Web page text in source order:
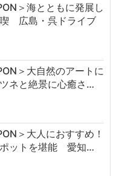
＞海とともに発展し
広島・呉ドライブ
＞大自然のアートに
ネと絶景に心癒さ…
＞大人におすすめ！
ットを堪能 愛知…